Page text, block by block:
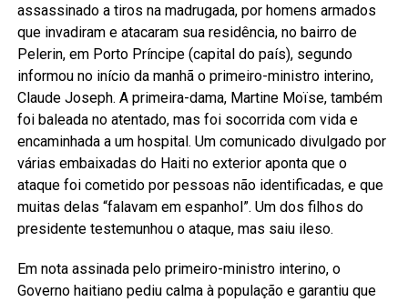
assassinado a tiros na madrugada, por homens armados
que invadiram e atacaram sua residência, no bairro de
Pelerin, em Porto Príncipe (capital do país), segundo
informou no início da manhã o primeiro-ministro interino,
Claude Joseph. A primeira-dama, Martine Moïse, também
foi baleada no atentado, mas foi socorrida com vida e
encaminhada a um hospital. Um comunicado divulgado por
várias embaixadas do Haiti no exterior aponta que o
ataque foi cometido por pessoas não identificadas, e que
muitas delas “falavam em espanhol”. Um dos filhos do
presidente testemunhou o ataque, mas saiu ileso.
Em nota assinada pelo primeiro-ministro interino, o
Governo haitiano pediu calma à população e garantiu que